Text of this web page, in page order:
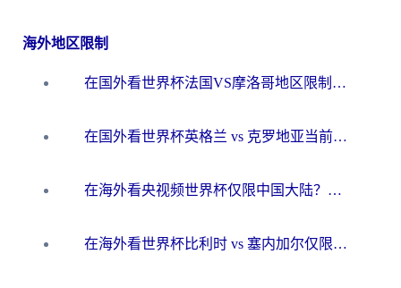
海外地区限制
在国外看世界杯法国VS摩洛哥地区限制？这篇指南让你流畅看中文解说无压力
在国外看世界杯英格兰 vs 克罗地亚当前地区不可播放？这篇指南帮你搞定所有海外观赛难题
在海外看央视频世界杯仅限中国大陆？这篇指南帮你解锁中文解说+无卡顿直播
在海外看世界杯比利时 vs 塞内加尔仅限中国大陆？我找到了最流畅的中文解说之路